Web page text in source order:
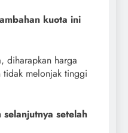
kuota ini
diharapkan harga
melonjak tinggi
setelah